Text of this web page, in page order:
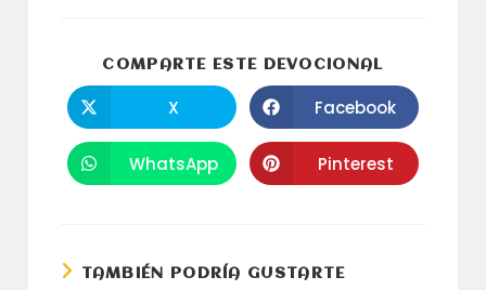
COMPARTE ESTE DEVOCIONAL
abre
en
una
nueva
ventana
X Se
abre
en
una
nueva
ventana
Facebook
Se
abre
WhatsApp Se
abre
Pinterest
TAMBIÉN PODRÍA GUSTARTE